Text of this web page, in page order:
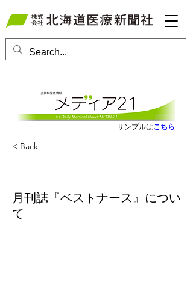
サンプルはこちら
< Back
月刊誌『ベストナース』につい
て